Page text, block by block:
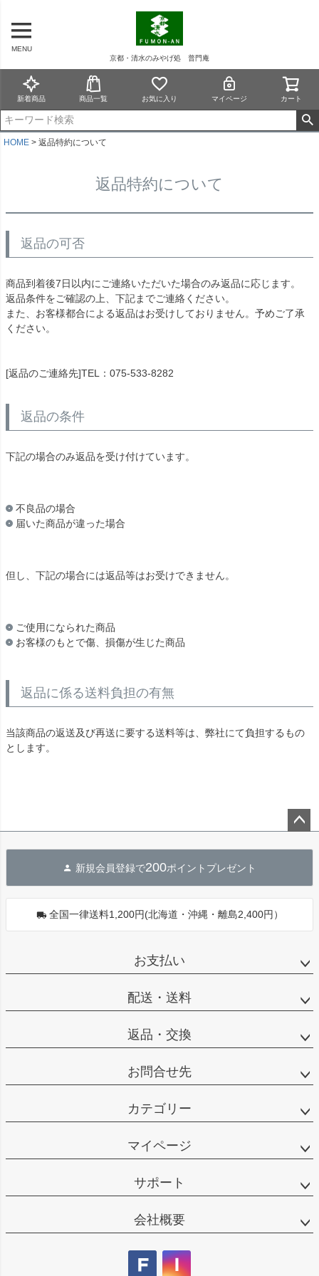
MENU
京都・清水のみやげ処 普門庵
新着商品 商品一覧 お気に入り マイページ カート
HOME 返品特約について
返品特約について
返品の可否
商品到着後7日以内にご連絡いただいた場合のみ返品に応じます。
返品条件をご確認の上、下記までご連絡ください。
また、お客様都合による返品はお受けしておりません。予めご了承
ください。
[返品のご連絡先]TEL：075-533-8282
返品の条件
下記の場合のみ返品を受け付けています。
不良品の場合
届いた商品が違った場合
但し、下記の場合には返品等はお受けできません。
ご使用になられた商品
お客様のもとで傷、損傷が生じた商品
返品に係る送料負担の有無
当該商品の返送及び再送に要する送料等は、弊社にて負担するもの
とします。
へ
新規会員登録で200ポイントプレゼント
全国一律送料1,200円(北海道・沖縄・離島2,400円）
お支払い
配送・送料
返品・交換
お問合せ先
カテゴリー
マイページ
サポート
会社概要